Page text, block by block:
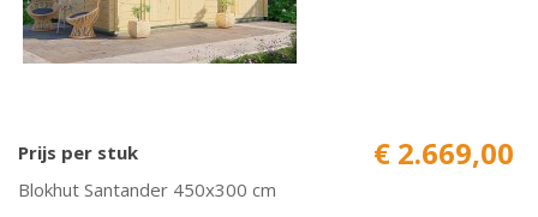
Prijs per stuk € 2.669,00
Blokhut Santander 450x300 cm